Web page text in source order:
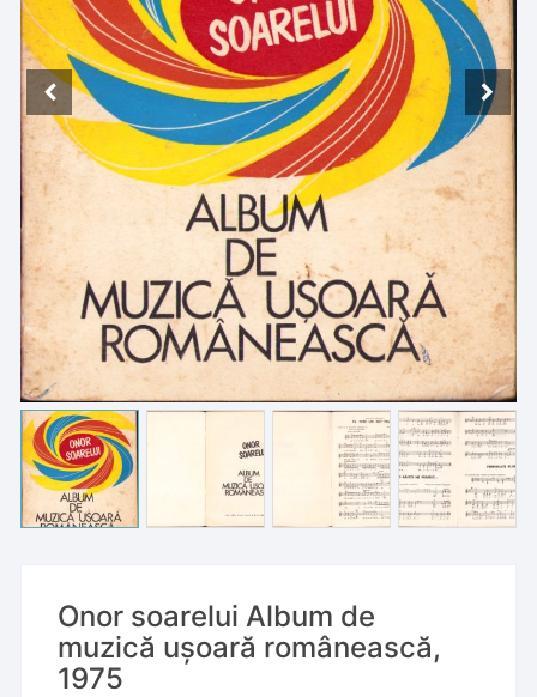
Onor soarelui Album de
muzică ușoară românească,
1975